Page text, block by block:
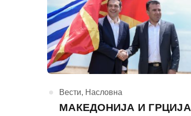
КАтегорија
Вести, Насловна
МАКЕДОНИЈА И ГРЦИЈА